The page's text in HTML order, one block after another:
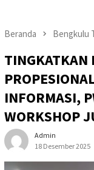
Beranda Bengkulu
TINGKATKAN
INFORMASI,
WORKSHOP
Admin
18 Desember 2025